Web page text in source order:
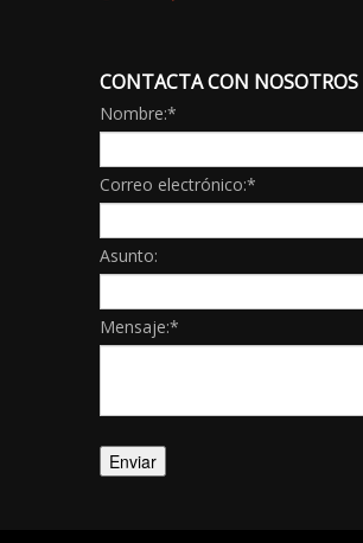
CONTACTA CON NOSOTROS
Nombre:*
Correo electrónico:*
Asunto:
Mensaje:*